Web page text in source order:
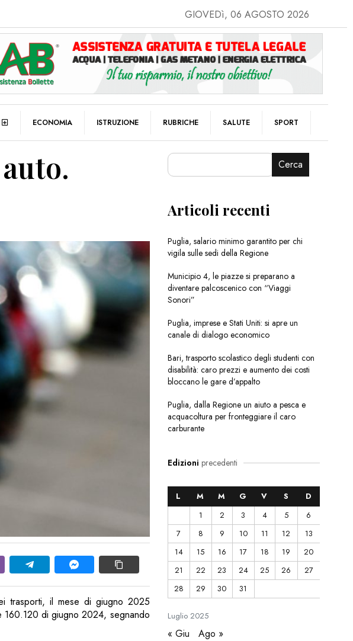
GIOVEDì, 06 AGOSTO 2026
ECONOMIA ISTRUZIONE RUBRICHE SALUTE SPORT
trasporti, il mese di giugno 2025
160.120 di giugno 2024, segnando
Cerca
Articoli recenti
Puglia, salario minimo garantito per chi
vigila sulle sedi della Regione
Municipio 4, le piazze si preparano a
diventare palcoscenico con “Viaggi
Sonori”
Puglia, imprese e Stati Uniti: si apre un
canale di dialogo economico
Bari, trasporto scolastico degli studenti con
disabilità: caro prezzi e aumento dei costi
bloccano le gare d’appalto
Puglia, dalla Regione un aiuto a pesca e
acquacoltura per fronteggiare il caro
carburante
Edizioni precedenti
Luglio2025
L M M G V S
D
1
2 3 4 5
6
7
8 9 10 11 12
13
14
15 16 17 18 19
20
21
22 23 24 25 26
27
28
29 30 31
« Giu Ago »